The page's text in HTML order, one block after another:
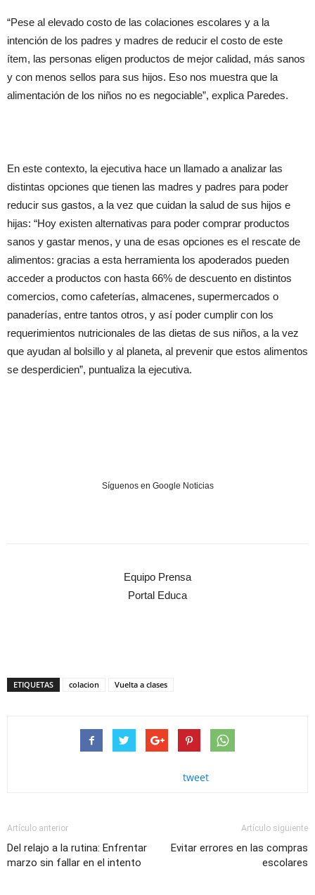
“Pese al elevado costo de las colaciones escolares y a la
intención de los padres y madres de reducir el costo de este
ítem, las personas eligen productos de mejor calidad, más sanos
y con menos sellos para sus hijos. Eso nos muestra que la
alimentación de los niños no es negociable”, explica Paredes.
En este contexto, la ejecutiva hace un llamado a analizar las
distintas opciones que tienen las madres y padres para poder
reducir sus gastos, a la vez que cuidan la salud de sus hijos e
hijas: “Hoy existen alternativas para poder comprar productos
sanos y gastar menos, y una de esas opciones es el rescate de
alimentos: gracias a esta herramienta los apoderados pueden
acceder a productos con hasta 66% de descuento en distintos
comercios, como cafeterías, almacenes, supermercados o
panaderías, entre tantos otros, y así poder cumplir con los
requerimientos nutricionales de las dietas de sus niños, a la vez
que ayudan al bolsillo y al planeta, al prevenir que estos alimentos
se desperdicien”, puntualiza la ejecutiva.
Síguenos en Google Noticias
Equipo Prensa
Portal Educa
ETIQUETAS colacion Vuelta a clases
tweet
Artículo anterior
Del relajo a la rutina: Enfrentar
marzo sin fallar en el intento
Artículo siguiente
Evitar errores en las compras
escolares